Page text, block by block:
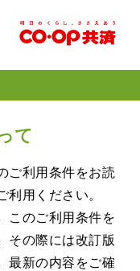
て
ご利用条件をお読
用ください。
このご利用条件を
その際には改訂版
最新の内容をご確